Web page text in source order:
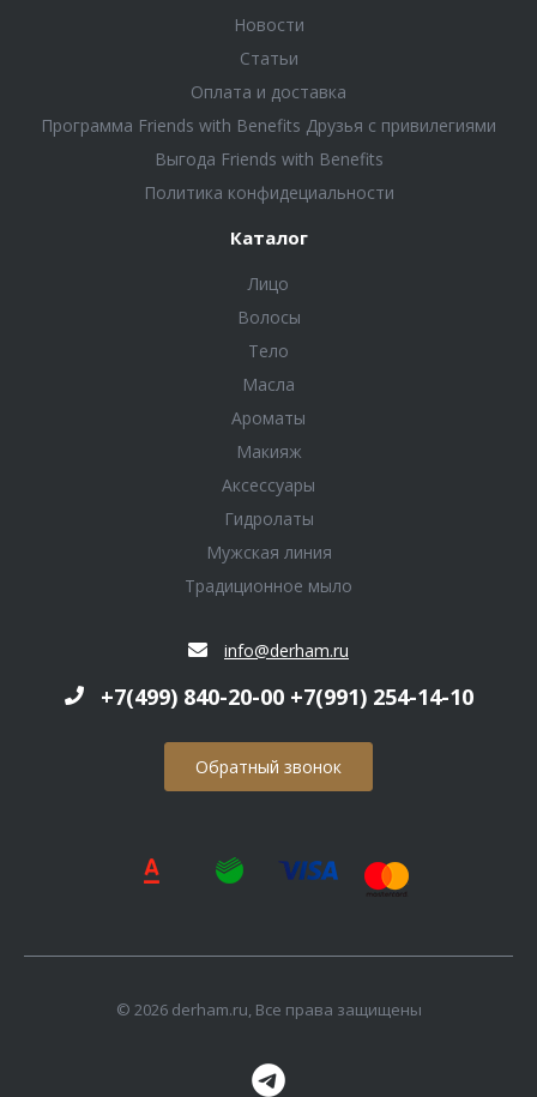
Новости
Статьи
Оплата и доставка
Программа Friends with Benefits Друзья с привилегиями
Выгода Friends with Benefits
Политика конфидециальности
Каталог
Лицо
Волосы
Тело
Масла
Ароматы
Макияж
Аксессуары
Гидролаты
Мужская линия
Традиционное мыло
info@derham.ru
+7(499) 840-20-00 +7(991) 254-14-10
Обратный звонок
© 2026 derham.ru, Все права защищены